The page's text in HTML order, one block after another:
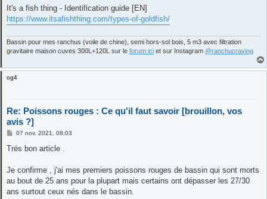
It's a fish thing - Identification guide [EN]
https://www.itsafishthing.com/types-of-goldfish/
Bassin pour mes ranchus (voile de chine), semi hors-sol bois, 5 m3 avec filtration
gravitaire maison cuves 300L+120L sur le forum ici et sur Instagram @ranchucraving
og4
Re: Poissons rouges : Ce qu'il faut savoir [brouillon, vos
avis ?]
M
s
g
07 nov. 2021, 08:03
Trés bon article .
Je confirme , j'ai mes premiers poissons rouges de bassin qui sont morts
au bout de 25 ans pour la plupart mais certains ont dépasser les 27/30
ans surtout ceux nés dans le bassin.